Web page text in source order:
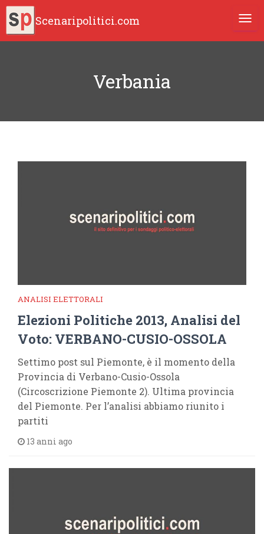
Scenaripolitici.com
Verbania
ANALISI ELETTORALI
Elezioni Politiche 2013, Analisi del
Voto: VERBANO-CUSIO-OSSOLA
Settimo post sul Piemonte, è il momento della
Provincia di Verbano-Cusio-Ossola
(Circoscrizione Piemonte 2). Ultima provincia
del Piemonte. Per l’analisi abbiamo riunito i
partiti
13 anni ago